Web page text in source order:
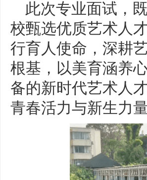
此次专业面试，
校甄选优质艺术人
行育人使命，深耕
根基，以美育涵养
备的新时代艺术人
青春活力与新生力量